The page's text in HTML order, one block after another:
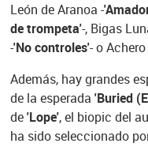
León de Aranoa -
de trompeta'-, Bigas
-'No controles'- o
Además, hay grandes
de la esperada 'Buried
de'Lope', el biopic del
ha sido seleccionado